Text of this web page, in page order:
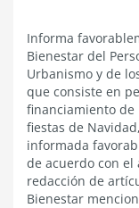
Informa
Bienestar del
Urbanismo y de
que consiste en
financiamiento de
fiestas de
informada
de acuerdo con el
redacción de
Bienestar